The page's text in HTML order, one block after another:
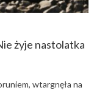
żyje nastolatka
wtargnęła na